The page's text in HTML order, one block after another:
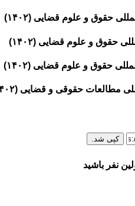
حقوق و علوم قضایی (۱۴۰۲)
حقوق و علوم قضایی (۱۴۰۲)
حقوق و علوم قضایی (۱۴۰۲)
مطالعات حقوقی و قضایی (۱۴۰۲)
کپی شد.
نفر باشید